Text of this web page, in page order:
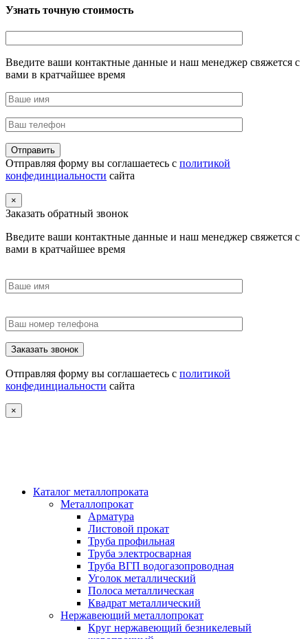
Узнать точную стоимость
Введите ваши контактные данные и наш менеджер свяжется с
вами в кратчайшее время
Отправляя форму вы соглашаетесь с политикой
конфединциальности сайта
×
Заказать обратный звонок
Введите ваши контактные данные и наш менеджер свяжется с
вами в кратчайшее время
Отправляя форму вы соглашаетесь с политикой
конфединциальности сайта
×
Каталог металлопроката
Металлопрокат
Арматура
Листовой прокат
Труба профильная
Труба электросварная
Труба ВГП водогазопроводная
Уголок металлический
Полоса металлическая
Квадрат металлический
Нержавеющий металлопрокат
Круг нержавеющий безникелевый